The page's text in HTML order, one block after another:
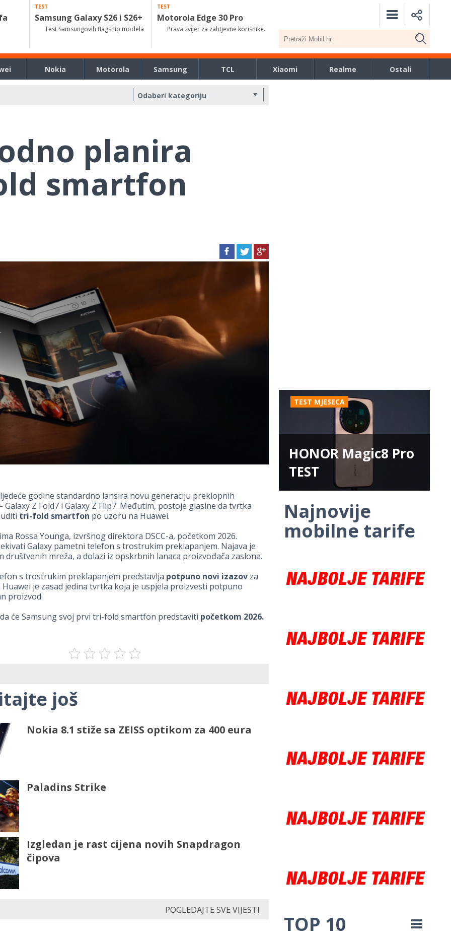
TEST
Samsung Galaxy S26 i S26+
Test Samsungovih flagship modela
TEST
Motorola Edge 30 Pro
Prava zvijer za zahtjevne korisnike.
Nokia Motorola Samsung TCL Xiaomi Realme Ostali
planira
smartfon
godine standardno lansira novu generaciju preklopnih
Galaxy Z Fold7 i Galaxy Z Flip7. Međutim, postoje glasine da tvrtka
tri-fold smartfon po uzoru na Huawei.
Rossa Younga, izvršnog direktora DSCC-a, početkom 2026.
Galaxy pametni telefon s trostrukim preklapanjem. Najava je
društvenih mreža, a dolazi iz opskrbnih lanaca proizvođača zaslona.
s trostrukim preklapanjem predstavlja potpuno novi izazovza
Huawei je zasad jedina tvrtka koja je uspjela proizvesti potpuno
proizvod.
će Samsung svoj prvi tri-fold smartfon predstaviti početkom 2026.
još
Nokia 8.1 stiže sa ZEISS optikom za 400 eura
Paladins Strike
Izgledan je rast cijena novih Snapdragon
čipova
POGLEDAJTE SVE VIJESTI
TEST MJESECA
HONOR Magic8 Pro
TEST
Najnovije
mobilne tarife
TOP 10